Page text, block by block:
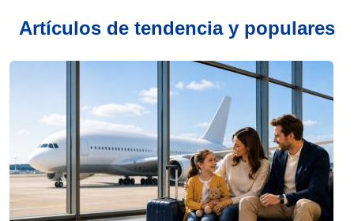
Artículos de tendencia y populares